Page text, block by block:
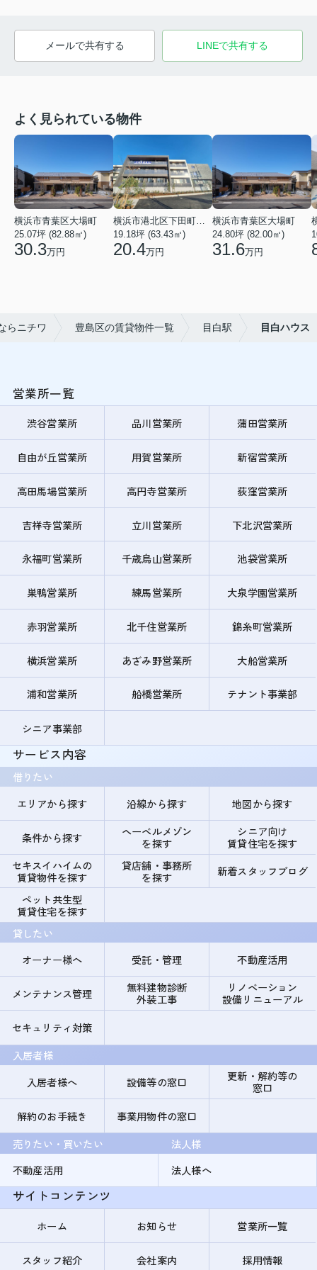
メールで共有する LINEで共有する
よく見られている物件
横浜市青葉区大場町
25.07坪 (82.88㎡)
30.3万円
19.18坪 (63.43㎡)
20.4万円
横浜市青葉区大場町
24.80坪 (82.00㎡)
31.6万円
らニチワ 豊島区の賃貸物件一覧 目白駅 目白ハウス
営業所一覧
渋谷営業所 品川営業所 蒲田営業所
自由が丘営業所 用賀営業所 新宿営業所
高田馬場営業所 高円寺営業所 荻窪営業所
吉祥寺営業所 立川営業所 下北沢営業所
永福町営業所 千歳烏山営業所 池袋営業所
巣鴨営業所 練馬営業所 大泉学園営業所
赤羽営業所 北千住営業所 錦糸町営業所
横浜営業所 あざみ野営業所 大船営業所
浦和営業所 船橋営業所 テナント事業部
シニア事業部
サービス内容
借りたい
エリアから探す
沿線から探す 地図から探す
条件から探す
ヘーベルメゾン
を探す
シニア向け
賃貸住宅を探す
セキスイハイムの
賃貸物件を探す
貸店舗・事務所
を探す
新着スタッフブログ
ペット共生型
賃貸住宅を探す
貸したい
オーナー様へ
受託・管理 不動産活用
メンテナンス管理
無料建物診断
外装工事
リノベーション
設備リニューアル
セキュリティ対策
入居者様
入居者様へ
設備等の窓口
更新・解約等の
窓口
解約のお手続き
事業用物件の窓口
売りたい・買いたい
不動産活用
法人様
法人様へ
サイトコンテンツ
ホーム お知らせ 営業所一覧
スタッフ紹介 会社案内 採用情報